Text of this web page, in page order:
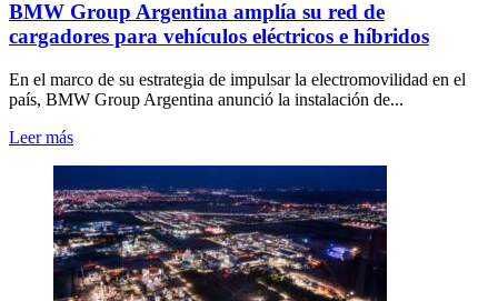
BMW Group Argentina amplía su red de
cargadores para vehículos eléctricos e híbridos
En el marco de su estrategia de impulsar la electromovilidad en el
país, BMW Group Argentina anunció la instalación de...
Leer más